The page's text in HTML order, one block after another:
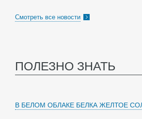
Смотреть все новости
ПОЛЕЗНО ЗНАТЬ
В БЕЛОМ ОБЛАКЕ БЕЛКА ЖЕЛТОЕ